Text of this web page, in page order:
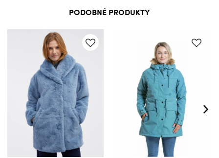
PODOBNÉ PRODUKTY